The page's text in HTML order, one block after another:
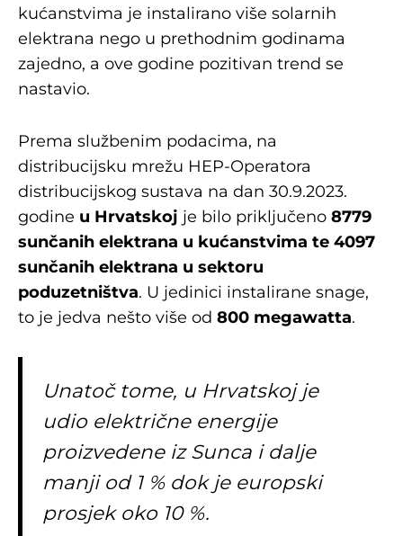
kućanstvima je instalirano više solarnih
elektrana nego u prethodnim godinama
zajedno, a ove godine pozitivan trend se
nastavio.
Prema službenim podacima, na
distribucijsku mrežu HEP-Operatora
distribucijskog sustava na dan 30.9.2023.
godine u Hrvatskoj je bilo priključeno 8779
sunčanih elektrana u kućanstvima te 4097
sunčanih elektrana u sektoru
poduzetništva. U jedinici instalirane snage,
to je jedva nešto više od 800 megawatta.
Unatoč tome, u Hrvatskoj je
udio električne energije
proizvedene iz Sunca i dalje
manji od 1 % dok je europski
prosjek oko 10 %.